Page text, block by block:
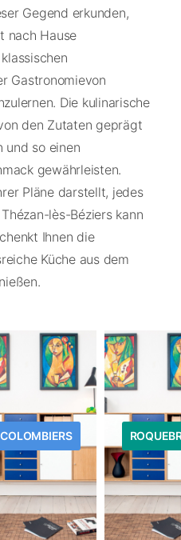
Gegend erkunden,
nach Hause
Gastronomievon
Die kulinarische
den Zutaten geprägt
und so einen
gewährleisten.
Pläne darstellt, jedes
lès-Béziers kann
Ihnen die
Küche aus dem
COLOMBIERS